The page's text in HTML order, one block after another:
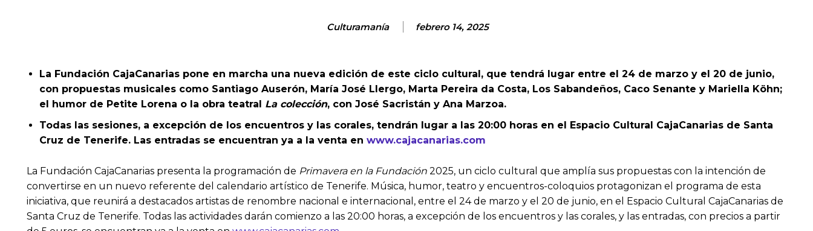
Culturamanía febrero 14, 2025
La Fundación CajaCanarias pone en marcha una nueva edición de este ciclo cultural, que tendrá lugar entre el 24 de marzo y el 20 de junio,
con propuestas musicales como Santiago Auserón, María José Llergo, Marta Pereira da Costa, Los Sabandeños, Caco Senante y Mariella Köhn;
el humor de Petite Lorena o la obra teatral La colección, con José Sacristán y Ana Marzoa.
Todas las sesiones, a excepción de los encuentros y las corales, tendrán lugar a las 20:00 horas en el Espacio Cultural CajaCanarias de Santa
Cruz de Tenerife. Las entradas se encuentran ya a la venta en www.cajacanarias.com
La Fundación CajaCanarias presenta la programación de Primavera en la Fundación 2025, un ciclo cultural que amplía sus propuestas con la intención de
convertirse en un nuevo referente del calendario artístico de Tenerife. Música, humor, teatro y encuentros-coloquios protagonizan el programa de esta
iniciativa, que reunirá a destacados artistas de renombre nacional e internacional, entre el 24 de marzo y el 20 de junio, en el Espacio Cultural CajaCanarias de
Santa Cruz de Tenerife. Todas las actividades darán comienzo a las 20:00 horas, a excepción de los encuentros y las corales, y las entradas, con precios a partir